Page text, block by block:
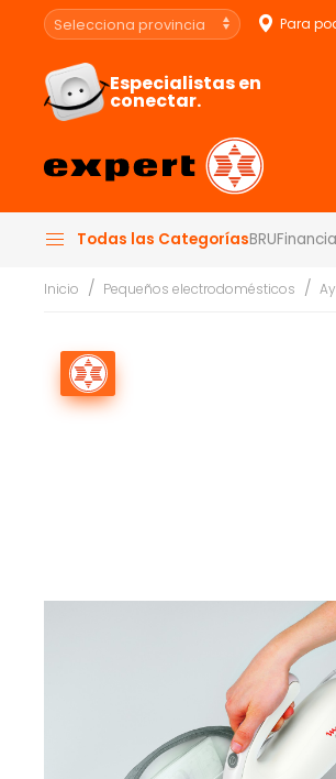
Para
Especialistas en
conectar.
Todas las CategoríasBRU
Inicio Pequeños electrodomésticos